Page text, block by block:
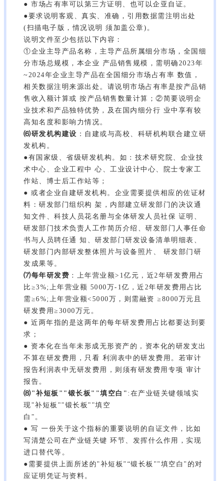
● 市场占有率可以第三方证明、也可以企亚自证。
●要求说明客观、真实、准确，引用数据需注明出处
(扫描电子版，情况说明 须加盖公章)。
说明文件至少包括以下内容：
①企业主导产品名称，主导产品所属细分市场，全国细
分市场总规模，本企业 产品销售规模，需明确2023年
~2024年企业主导产品在全国细分市场占有率 数值，
相关数据注明来源出处。请说明市场占有率是按产品销
售收入额计算或 按产品销售数量计算；②简要说明企
业技术和产品独特优势，及在国内细分行 业中享有较
高知名度和影响力情况。
⑹研发机构建设 ：自建或与高校、科研机构联合建立研
发机构。
●有国家级、省级研发机构。如：技术研究院、企业技
术中心、企业工程中 心、工业设计中心、院士专家工
作站、博士后工作站等；
● 或者企业自建研发机构。企业需要提供相应的佐证材
料：研发部门组织构 架，内部建立研发部门的决议通
知文件、科技人员花名册与全体研发人员社保 证明、
研发部门技术负责人工作简历介绍、研发部门人事任命
书与人员聘任通 知、研发部门研发设备清单明细表、
研发部门内部研发整体照片与设备照片、 研发部门研
发成果等。
⑺每年研发费 ：上年营业额>1亿元，近2年研发费用占
比 ≥3%;上年营业额 5000万-1亿，近2年研发费用占比
需≥6%;上年营业额<5000万，则需融资 ≥8000万元且
研发费用≥3000万元。
● 近两年指的是这两年的每年研发费用占比都要达到要
求；
● 资本化在当年未形成无形资产的，资本化的研发支出
不算在研发费用，只看 利润表中的研发费用。若审计
报告利润表中无研发费用，则须有研发费用专项 审计
报告。
⑻"补短板""锻长板""填空白" :在产业链关键领域实
现"补短板""锻长板""填空
白"。
● 写 一份关于这个指标的重要说明的自证文件，比如
写清楚公司在产业链关键 环节、发挥什么作用，实现
进口替代等。
●需要提供上面所述的"补短板"“锻长板""填空白"的对
应证明凭证与资料。